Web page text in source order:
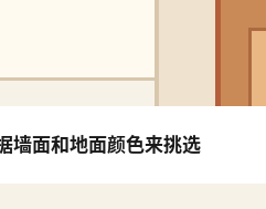
墙面和地面颜色来挑选